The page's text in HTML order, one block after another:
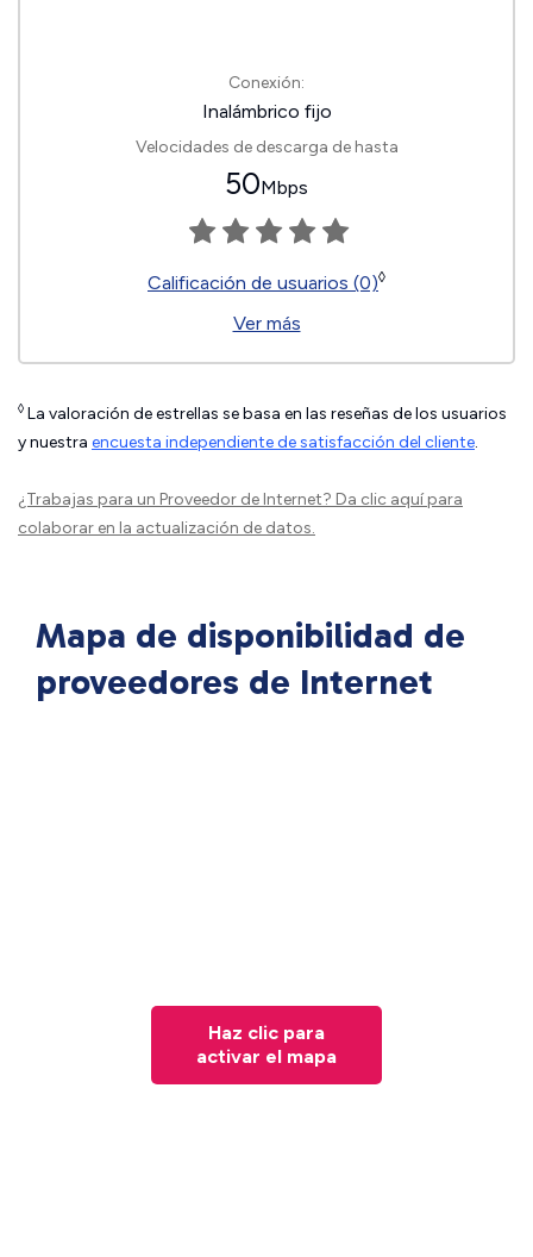
Conexión:
Inalámbrico fijo
Velocidades de descarga de hasta
50Mbps
Calificación de usuarios (0)◊
Ver más
◊ La valoración de estrellas se basa en las reseñas de los usuarios
y nuestra encuesta independiente de satisfacción del cliente.
¿Trabajas para un Proveedor de Internet? Da clic aquípara
colaborar en la actualización de datos.
Mapa de disponibilidad de
proveedores de Internet
Haz clic para
activar el mapa